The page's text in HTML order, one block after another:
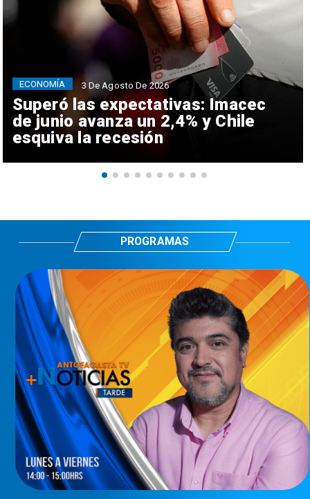
Superó las expectativas: Imacec
de junio avanza un 2,4% y Chile
esquiva la recesión
ECONOMÍA 3 De Agosto De 2026
PROGRAMAS